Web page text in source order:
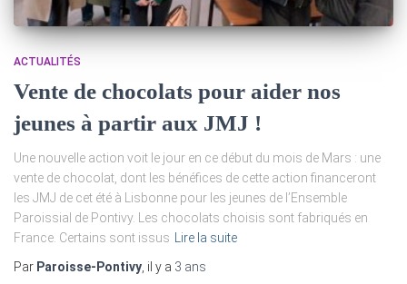
ACTUALITÉS
Vente de chocolats pour aider nos
jeunes à partir aux JMJ !
Une nouvelle action voit le jour en ce début du mois de Mars : une
vente de chocolat, dont les bénéfices de cette action financeront
les JMJ de cet été à Lisbonne pour les jeunes de l’Ensemble
Paroissial de Pontivy. Les chocolats choisis sont fabriqués en
France. Certains sont issus
Lire la suite
Par Paroisse-Pontivy , il y a 3 ans